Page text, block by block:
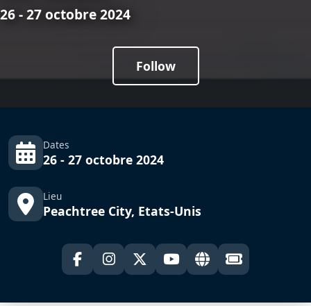
26 - 27 octobre 2024
Follow
Dates
26 - 27 octobre 2024
Lieu
Peachtree City, Etats-Unis